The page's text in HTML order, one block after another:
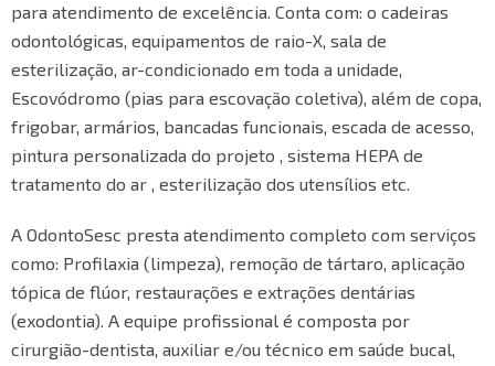
para atendimento de excelência. Conta com: o cadeiras
odontológicas, equipamentos de raio-X, sala de
esterilização, ar-condicionado em toda a unidade,
Escovódromo (pias para escovação coletiva), além de copa,
frigobar, armários, bancadas funcionais, escada de acesso,
pintura personalizada do projeto , sistema HEPA de
tratamento do ar , esterilização dos utensílios etc.
A OdontoSesc presta atendimento completo com serviços
como: Profilaxia (limpeza), remoção de tártaro, aplicação
tópica de flúor, restaurações e extrações dentárias
(exodontia). A equipe profissional é composta por
cirurgião-dentista, auxiliar e/ou técnico em saúde bucal,